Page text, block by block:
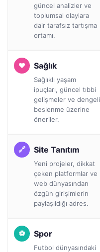
güncel analizler ve
toplumsal olaylara
dair tarafsız tartışma
ortamı.
Sağlık
Sağlıklı yaşam
ipuçları, güncel tıbbi
gelişmeler ve dengeli
beslenme üzerine
öneriler.
Site Tanıtım
Yeni projeler, dikkat
çeken platformlar ve
web dünyasından
özgün girişimlerin
paylaşıldığı adres.
Spor
Futbol dünyasındaki